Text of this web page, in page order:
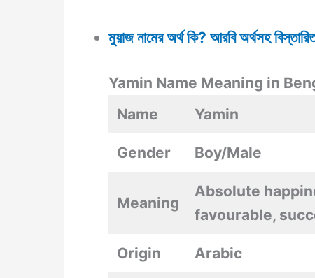
মুয়াজ নামের অর্থ কি? আরবি অর্থসহ
Yamin Name Meaning in
Name
Yamin
Gender Boy/Male
Meaning
Absolute
favourable,
Origin Arabic